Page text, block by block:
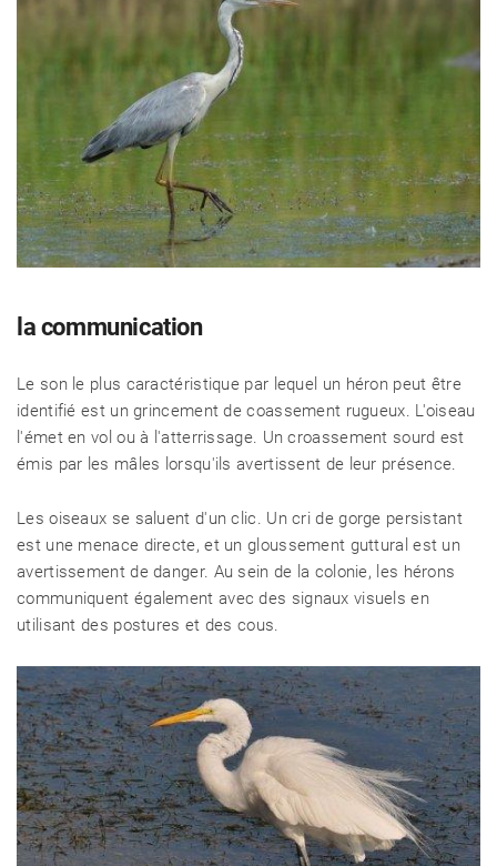
la communication
Le son le plus caractéristique par lequel un héron peut être
identifié est un grincement de coassement rugueux. L'oiseau
l'émet en vol ou à l'atterrissage. Un croassement sourd est
émis par les mâles lorsqu'ils avertissent de leur présence.
Les oiseaux se saluent d'un clic. Un cri de gorge persistant
est une menace directe, et un gloussement guttural est un
avertissement de danger. Au sein de la colonie, les hérons
communiquent également avec des signaux visuels en
utilisant des postures et des cous.
CÉLÉBRITÉS
LA BEAUTÉ
MODE DE VIE
MAISON ET FAMILLE
RECETTES